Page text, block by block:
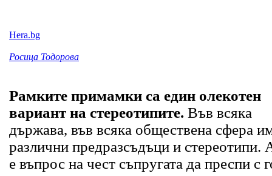
Hera.bg
Росица Тодорова
Рамките примамки са един олекотен
вариант на стереотипите. Във всяка
държава, във всяка обществена сфера
различни предразсъдъци и стереотипи.
е въпрос на чест съпругата да преспи с